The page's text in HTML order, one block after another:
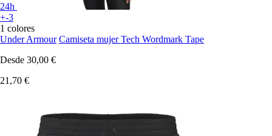
24h
+-3
1 colores
Under Armour Camiseta mujer Tech Wordmark Tape
Desde 30,00 €
21,70 €